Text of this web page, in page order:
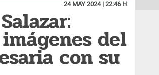
24 MAY 2024 | 22:46 H
del
con su